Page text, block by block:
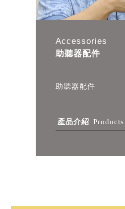
Accessories
助聽器配件
助聽器配件
產品介紹 Products